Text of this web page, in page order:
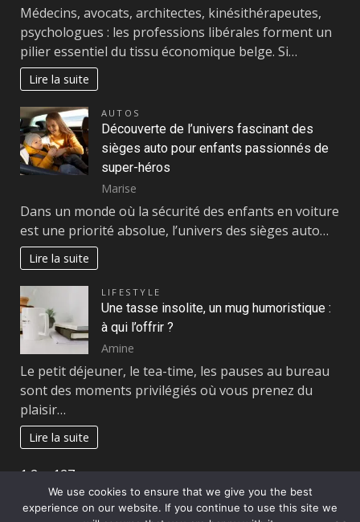
Médecins, avocats, architectes, kinésithérapeutes,
psychologues : les professions libérales forment un
pilier essentiel du tissu économique belge. Si…
Lire la suite
AUTOS
Découverte de l’univers fascinant des
sièges auto pour enfants passionnés de
super-héros
Marise
Dans un monde où la sécurité des enfants en voiture
est une priorité absolue, l’univers des sièges auto…
Lire la suite
LIFESTYLE
Une tasse insolite, un mug humoristique :
à qui l’offrir ?
Amine
Le petit déjeuner, le tea-time, les pauses au bureau
sont des moments privilégiés où vous prenez du
plaisir…
Lire la suite
Page:
12…127Next
»
We use cookies to ensure that we give you the best
experience on our website. If you continue to use this site we